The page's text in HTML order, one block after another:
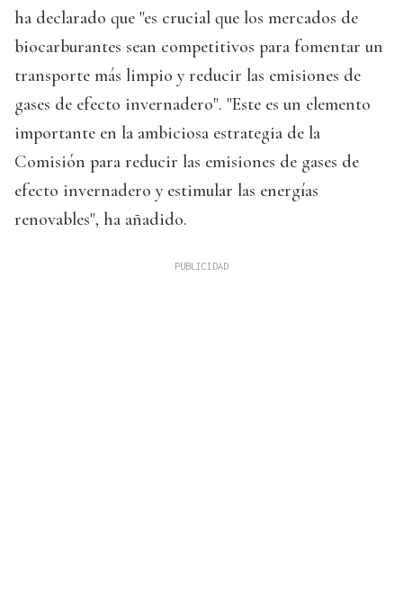
ha declarado que "es crucial que los mercados de
biocarburantes sean competitivos para fomentar un
transporte más limpio y reducir las emisiones de
gases de efecto invernadero". "Este es un elemento
importante en la ambiciosa estrategia de la
Comisión para reducir las emisiones de gases de
efecto invernadero y estimular las energías
renovables", ha añadido.